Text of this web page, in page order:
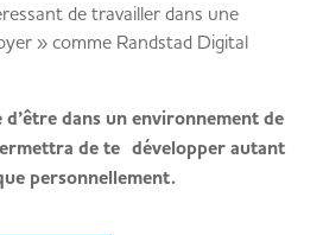
de travailler dans une
» comme Randstad Digital
dans un environnement de
de te développer autant
personnellement.